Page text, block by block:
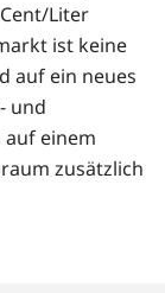
Liter
ist keine
auf ein neues
und
einem
zusätzlich